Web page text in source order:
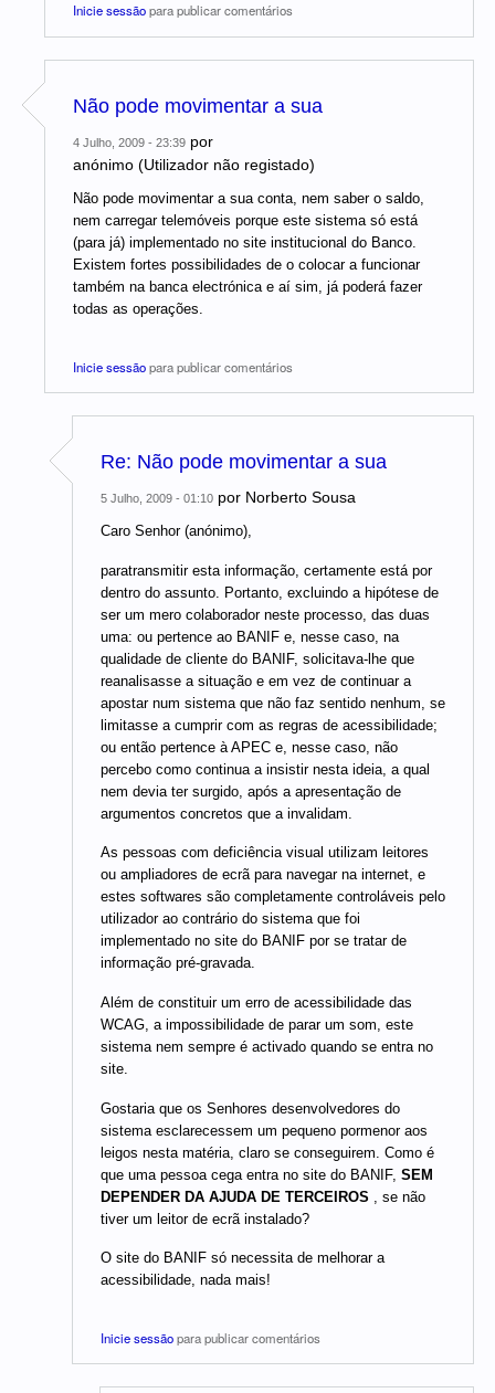
Inicie sessãopara publicar comentários
Não pode movimentar a sua
4 Julho, 2009 - 23:39 por
anónimo (Utilizador não registado)
Não pode movimentar a sua conta, nem saber o saldo,
nem carregar telemóveis porque este sistema só está
(para já) implementado no site institucional do Banco.
Existem fortes possibilidades de o colocar a funcionar
também na banca electrónica e aí sim, já poderá fazer
todas as operações.
Inicie sessãopara publicar comentários
Re: Não pode movimentar a sua
5 Julho, 2009 - 01:10 por Norberto Sousa
Caro Senhor (anónimo),
paratransmitir esta informação, certamente está por
dentro do assunto. Portanto, excluindo a hipótese de
ser um mero colaborador neste processo, das duas
uma: ou pertence ao BANIF e, nesse caso, na
qualidade de cliente do BANIF, solicitava-lhe que
reanalisasse a situação e em vez de continuar a
apostar num sistema que não faz sentido nenhum, se
limitasse a cumprir com as regras de acessibilidade;
ou então pertence à APEC e, nesse caso, não
percebo como continua a insistir nesta ideia, a qual
nem devia ter surgido, após a apresentação de
argumentos concretos que a invalidam.
As pessoas com deficiência visual utilizam leitores
ou ampliadores de ecrã para navegar na internet, e
estes softwares são completamente controláveis pelo
utilizador ao contrário do sistema que foi
implementado no site do BANIF por se tratar de
informação pré-gravada.
Além de constituir um erro de acessibilidade das
WCAG, a impossibilidade de parar um som, este
sistema nem sempre é activado quando se entra no
site.
Gostaria que os Senhores desenvolvedores do
sistema esclarecessem um pequeno pormenor aos
leigos nesta matéria, claro se conseguirem. Como é
que uma pessoa cega entra no site do BANIF, SEM
DEPENDER DA AJUDA DE TERCEIROS
, se não
tiver um leitor de ecrã instalado?
O site do BANIF só necessita de melhorar a
acessibilidade, nada mais!
Inicie sessãopara publicar comentários